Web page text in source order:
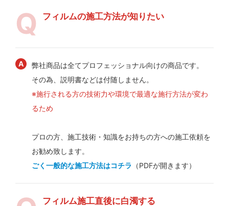
フィルムの施工方法が知りたい
弊社商品は全てプロフェッショナル向けの商品です。
その為、説明書などは付随しません。
※施行される方の技術力や環境で最適な施行方法が変わ
るため
プロの方、施工技術・知識をお持ちの方への施工依頼を
お勧め致します。
ごく一般的な施工方法はコチラ （PDFが開きます）
フィルム施工直後に白濁する